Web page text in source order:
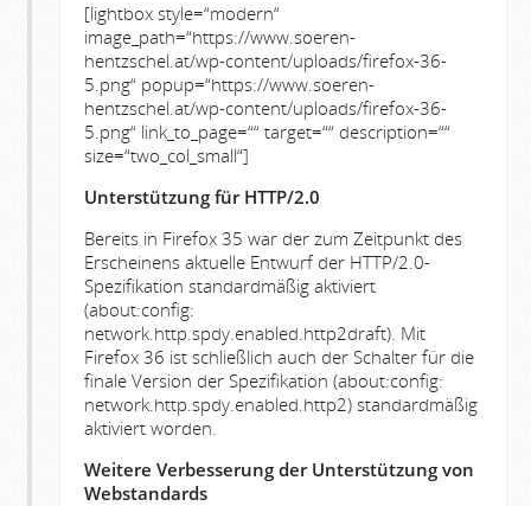
[lightbox style=“modern“
image_path=“https://www.soeren-
hentzschel.at/wp-content/uploads/firefox-36-
5.png“ popup=“https://www.soeren-
hentzschel.at/wp-content/uploads/firefox-36-
5.png“ link_to_page=““ target=““ description=““
size=“two_col_small“]
Unterstützung für HTTP/2.0
Bereits in Firefox 35 war der zum Zeitpunkt des
Erscheinens aktuelle Entwurf der HTTP/2.0-
Spezifikation standardmäßig aktiviert
(about:config:
network.http.spdy.enabled.http2draft). Mit
Firefox 36 ist schließlich auch der Schalter für die
finale Version der Spezifikation (about:config:
network.http.spdy.enabled.http2) standardmäßig
aktiviert worden.
Weitere Verbesserung der Unterstützung von
Webstandards